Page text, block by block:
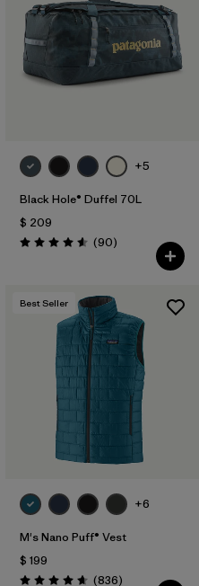
+5
Black Hole® Duffel 70L
$ 209
Valoración: 4.6 / 5
(90Comentarios
)
Best Seller
+6
M's Nano Puff® Vest
$ 199
(836Comentarios
)